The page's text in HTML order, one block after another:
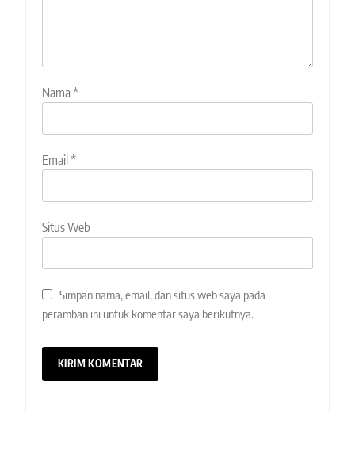
Nama*
Email*
Situs Web
Simpan nama, email, dan situs web saya pada
peramban ini untuk komentar saya berikutnya.